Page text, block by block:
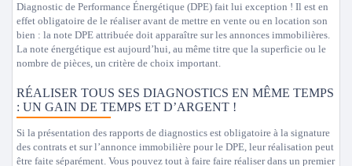
Diagnostic de Performance Énergétique (DPE) fait lui exception ! Il est en
effet obligatoire de le réaliser avant de mettre en vente ou en location son
bien : la note DPE attribuée doit apparaître sur les annonces immobilières.
La note énergétique est aujourd’hui, au même titre que la superficie ou le
nombre de pièces, un critère de choix important.
RÉALISER TOUS SES DIAGNOSTICS EN MÊME TEMPS
: UN GAIN DE TEMPS ET D’ARGENT !
Si la présentation des rapports de diagnostics est obligatoire à la signature
des contrats et sur l’annonce immobilière pour le DPE, leur réalisation peut
être faite séparément. Vous pouvez tout à faire faire réaliser dans un premier